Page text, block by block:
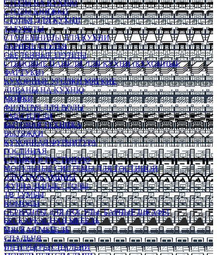
СТОЛЫ НА КУХНЮ
СТОЛЫ КНИЖКИ
СТУЛЬЯ ДЛЯ КУХНИ
ТАБУРЕТЫ
СТОЛЕШНИЦЫ ДЛЯ КУХНИ
БАРНЫЕ СТУЛЬЯ
ОБЕДЕННЫЕ ГРУППЫ
СТЕНОВЫЕ ПАНЕЛИ ДЛЯ КУХНИ (КУХОННЫЕ
ФАРТУКИ)
КУХОННЫЕ УГОЛКИ МЯГКИЕ
ДИВАНЫ НА КУХНЮ
МОЙКИ
ФИЛЬТРЫ ДЛЯ ВОДЫ
СМЕСИТЕЛИ
БЫТОВАЯ ТЕХНИКА
ВЫТЯЖКИ
КУХОННАЯ ФУРНИТУРА
ГОСТИНАЯ
СТЕНКИ В ГОСТИНУЮ
МОДУЛЬНЫЕ СИСТЕМЫ ДЛЯ ГОСТИНОЙ
ЭЛЕКТРОКАМИНЫ
ЖУРНАЛЬНЫЕ СТОЛЫ
ТВ ТУМБЫ
КОМОДЫ
СЕРВАНТЫ ДЛЯ ПОСУДЫ, БАРНЫЕ ШКАФЫ
БЕСКАРКАСНАЯ МЕБЕЛЬ
МЯГКАЯ МЕБЕЛЬ
СПАЛЬНЯ
ИНТЕРЬЕРЫ СПАЛЬНИ